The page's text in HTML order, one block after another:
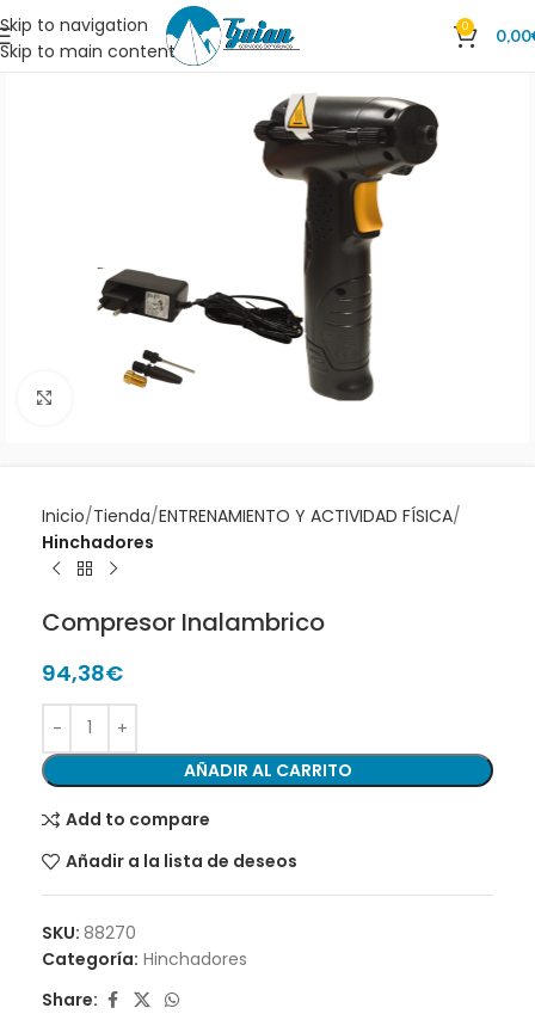
Skip to navigation
Skip to main content
0 0,00
Inicio Tienda ENTRENAMIENTO Y ACTIVIDAD FÍSICA
Hinchadores
Compresor Inalambrico
94,38€
AÑADIR AL CARRITO
Add to compare
Añadir a la lista de deseos
SKU: 88270
Categoría: Hinchadores
Share: